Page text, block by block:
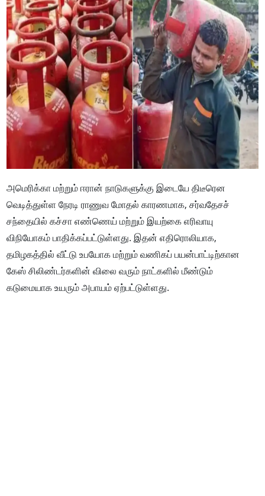
அமெரிக்கா மற்றும் ஈரான் நாடுகளுக்கு இடையே திடீரென
வெடித்துள்ள நேரடி ராணுவ மோதல் காரணமாக, சர்வதேசச்
சந்தையில் கச்சா எண்ணெய் மற்றும் இயற்கை எரிவாயு
விநியோகம் பாதிக்கப்பட்டுள்ளது. இதன் எதிரொலியாக,
தமிழகத்தில் வீட்டு உபயோக மற்றும் வணிகப் பயன்பாட்டிற்கான
கேஸ் சிலிண்டர்களின் விலை வரும் நாட்களில் மீண்டும்
கடுமையாக உயரும் அபாயம் ஏற்பட்டுள்ளது.